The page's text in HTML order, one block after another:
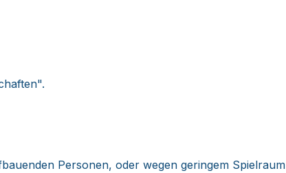
Personen, oder wegen geringem Spielraum